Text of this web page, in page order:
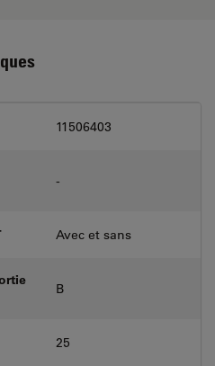
11506403
-
Avec et sans
B
25